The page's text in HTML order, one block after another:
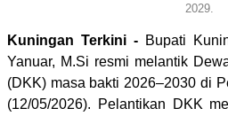
2029.
Kuningan Terkini - Bupati
Yanuar, M.Si resmi melantik
(DKK) masa bakti 2026–2030 di
(12/05/2026). Pelantikan DKK